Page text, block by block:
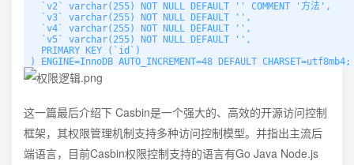
  `v2` varchar(255) NOT NULL DEFAULT '' COMMENT '方法',
  `v3` varchar(255) NOT NULL DEFAULT '',
  `v4` varchar(255) NOT NULL DEFAULT '',
  `v5` varchar(255) NOT NULL DEFAULT '',
  PRIMARY KEY (`id`)
) ENGINE=InnoDB AUTO_INCREMENT=48 DEFAULT CHARSET=utf8mb4;
这一篇最后介绍下 Casbin是一个强大的、高效的开源访问控制
框架，其权限管理机制支持多种访问控制模型。并指出主流后
端语言，目前Casbin权限控制支持的语言有Go Java Node.js